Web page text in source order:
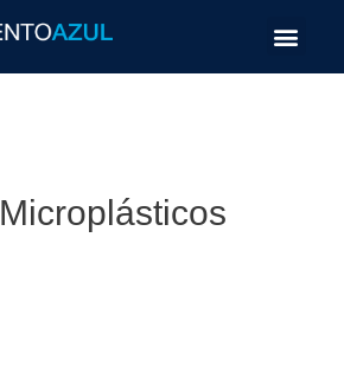
Microplásticos